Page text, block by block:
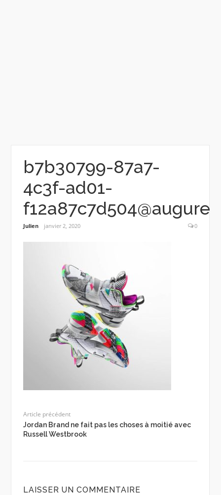
b7b30799-87a7-
4c3f-ad01-
f12a87c7d504@augure
Julien janvier 2, 2020 0
Article précédent
Jordan Brand ne fait pas les choses à moitié avec
Russell Westbrook
LAISSER UN COMMENTAIRE